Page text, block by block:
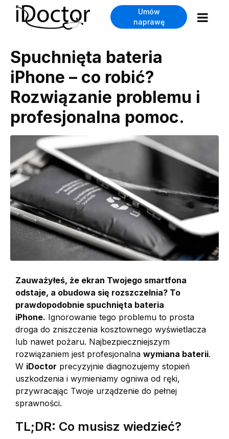
Umów
naprawę
Spuchnięta bateria
iPhone – co robić?
Rozwiązanie problemu i
profesjonalna pomoc.
Zauważyłeś, że ekran Twojego smartfona
odstaje, a obudowa się rozszczelnia? To
prawdopodobnie spuchnięta bateria
iPhone. Ignorowanie tego problemu to prosta
droga do zniszczenia kosztownego wyświetlacza
lub nawet pożaru. Najbezpieczniejszym
rozwiązaniem jest profesjonalna wymiana baterii.
W iDoctor precyzyjnie diagnozujemy stopień
uszkodzenia i wymieniamy ogniwa od ręki,
przywracając Twoje urządzenie do pełnej
sprawności.
TL;DR: Co musisz wiedzieć?